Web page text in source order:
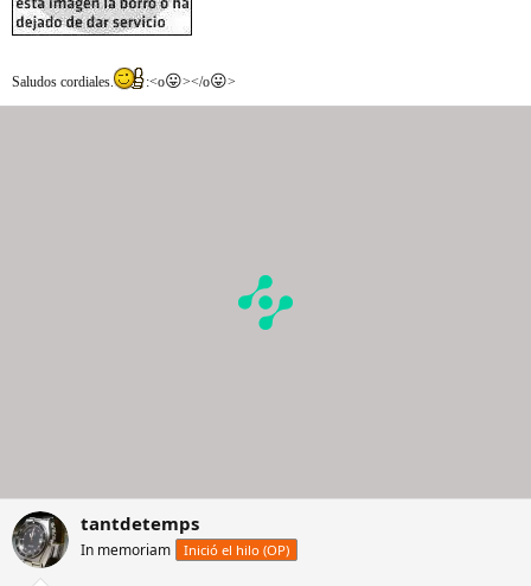
Saludos cordiales. :<o😛></o😛>
tantdetemps
In memoriam Inició el hilo (OP)